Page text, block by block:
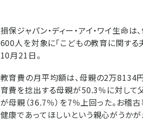
損保ジャパン・ディー・アイ・ワイ生命
600人を対象に「こどもの教育に関す
10月21日。
教育費の月平均額は、母親の2万8134
育費を捻出する母親が50.3％に対して
が母親（36.7％）を7％上回った。お稽
健康であってほしいという親心がうかが